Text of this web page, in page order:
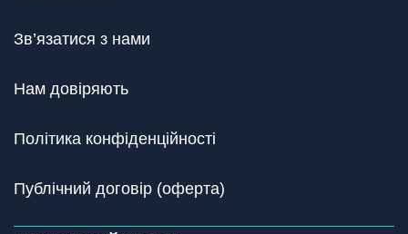
Зв’язатися з нами
Нам довіряють
Політика конфіденційності
Публічний договір (оферта)